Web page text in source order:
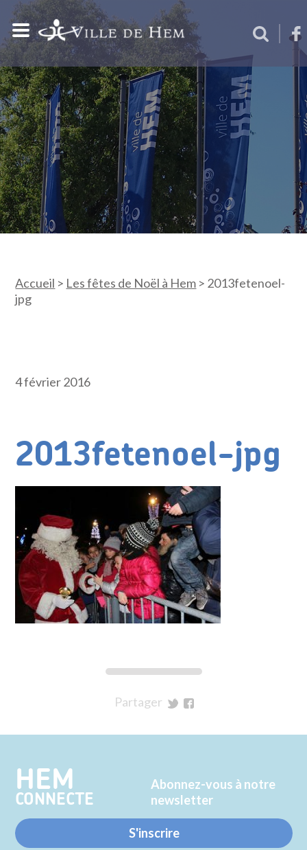
Accueil > Les fêtes de Noël à Hem > 2013fetenoel-
jpg
4 février 2016
2013fetenoel-jpg
Partager
Twitter
Facebook
HEM
CONNECTE
Abonnez-vous à notre
newsletter
S'inscrire